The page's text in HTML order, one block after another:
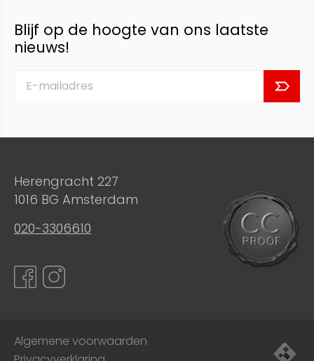
Blijf op de hoogte van ons laatste
nieuws!
Herengracht 227
1016 BG Amsterdam
020-3306610
Algemene voorwaarden